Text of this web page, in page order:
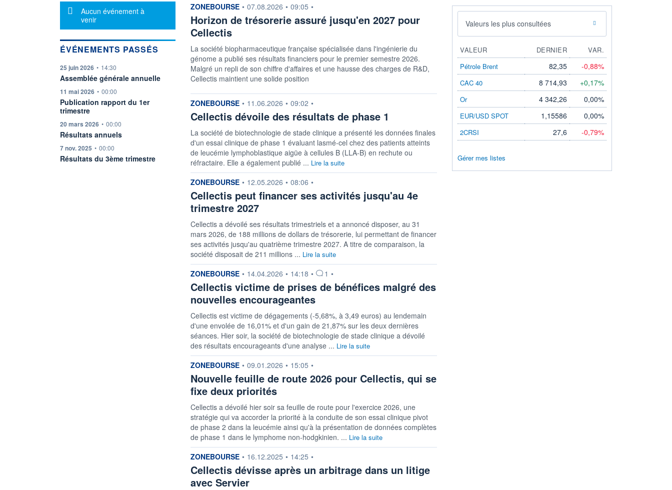
Message d'information
Aucun événement à
venir
ÉVÉNEMENTS PASSÉS
information fournie par
25 juin 2026 • 14:30
Assemblée générale annuelle
information fournie par
11 mai 2026 • 00:00
Publication rapport du 1er
trimestre
information fournie par
20 mars 2026 • 00:00
Résultats annuels
information fournie par
7 nov. 2025 • 00:00
Résultats du 3ème trimestre
information fournie par
ZONEBOURSE • 07.08.2026 • 09:05 •
Horizon de trésorerie assuré jusqu'en 2027 pour
Cellectis
La société biopharmaceutique française spécialisée dans l'ingénierie du
génome a publié ses résultats financiers pour le premier semestre 2026.
Malgré un repli de son chiffre d'affaires et une hausse des charges de R&D,
Cellectis maintient une solide position
information fournie par
ZONEBOURSE • 11.06.2026 • 09:02 •
Cellectis dévoile des résultats de phase 1
La société de biotechnologie de stade clinique a présenté les données finales
d'un essai clinique de phase 1 évaluant lasmé-cel chez des patients atteints
de leucémie lymphoblastique aigüe à cellules B (LLA-B) en rechute ou
réfractaire. Elle a également publié ... Lire la suite
information fournie par
ZONEBOURSE • 12.05.2026 • 08:06 •
Cellectis peut financer ses activités jusqu'au 4e
trimestre 2027
Cellectis a dévoilé ses résultats trimestriels et a annoncé disposer, au 31
mars 2026, de 188 millions de dollars de trésorerie, lui permettant de financer
ses activités jusqu'au quatrième trimestre 2027. A titre de comparaison, la
société disposait de 211 millions ... Lire la suite
information fournie par
ZONEBOURSE • 14.04.2026 • 14:18 • 1 •
Cellectis victime de prises de bénéfices malgré des
nouvelles encourageantes
Cellectis est victime de dégagements (-5,68%, à 3,49 euros) au lendemain
d'une envolée de 16,01% et d'un gain de 21,87% sur les deux dernières
séances. Hier soir, la société de biotechnologie de stade clinique a dévoilé
des résultats encourageants d'une analyse ... Lire la suite
information fournie par
ZONEBOURSE • 09.01.2026 • 15:05 •
Nouvelle feuille de route 2026 pour Cellectis, qui se
fixe deux priorités
Cellectis a dévoilé hier soir sa feuille de route pour l'exercice 2026, une
stratégie qui va accorder la priorité à la conduite de son essai clinique pivot
de phase 2 dans la leucémie ainsi qu'à la présentation de données complètes
de phase 1 dans le lymphome non-hodgkinien. ... Lire la suite
information fournie par
ZONEBOURSE • 16.12.2025 • 14:25 •
Cellectis dévisse après un arbitrage dans un litige
avec Servier
Valeurs les plus consultées
VALEUR DERNIER
VAR.
Pétrole Brent
82,35 -0,88%
CAC 40 8 714,93 +0,17%
Or 4 342,26 0,00%
EUR/USD SPOT 1,15586 0,00%
2CRSI 27,6 -0,79%
Gérer mes listes